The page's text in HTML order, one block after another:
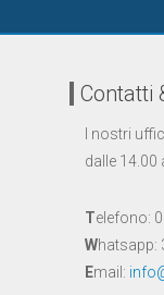
Contatti
I nostri
dalle 14.00
Telefono:
Whatsapp:
Email: